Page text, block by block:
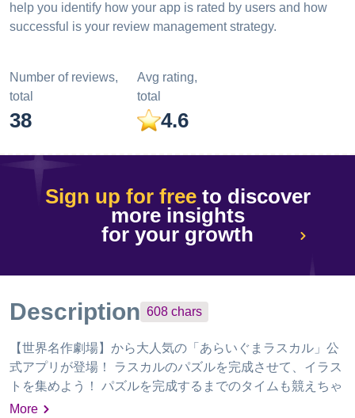
help you identify how your app is rated by users and how
successful is your review management strategy.
Number of reviews,
total
38
Avg rating,
total
4.6
Sign up for freeto discover
more insights
for your growth
Description 608 chars
【世界名作劇場】から大人気の「あらいぐまラスカル」公
式アプリが登場！ ラスカルのパズルを完成させて、イラス
トを集めよう！ パズルを完成するまでのタイムも競えちゃ
う！ ピース数も"簡単"と"難しい"が選べるから！
More